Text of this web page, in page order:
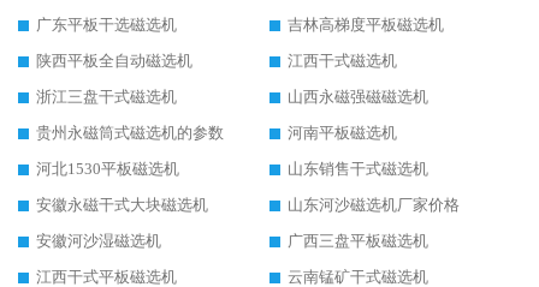
广东平板干选磁选机
吉林高梯度平板磁选机
陕西平板全自动磁选机
江西干式磁选机
浙江三盘干式磁选机
山西永磁强磁磁选机
贵州永磁筒式磁选机的参数
河南平板磁选机
河北1530平板磁选机
山东销售干式磁选机
安徽永磁干式大块磁选机
山东河沙磁选机厂家价格
安徽河沙湿磁选机
广西三盘平板磁选机
江西干式平板磁选机
云南锰矿干式磁选机